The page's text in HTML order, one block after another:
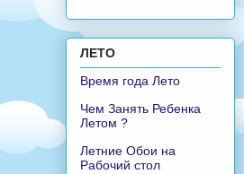
ЛЕТО
Время года Лето
Чем Занять Ребенка
Летом ?
Летние Обои на
Рабочий стол